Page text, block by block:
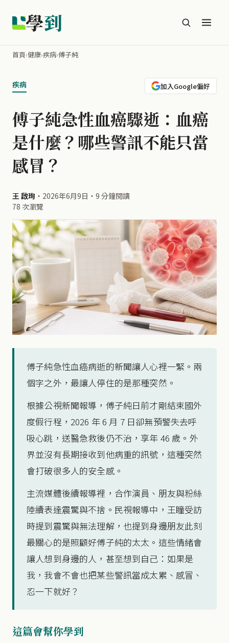
學到
首頁›健康›疾病›傅子純
疾病 加入Google偏好
傅子純急性血癌驟逝：血癌
是什麼？哪些警訊不能只當
感冒？
王 啟珣 ・ 2026年6月9日 ・ 9 分鐘閱讀
78 次瀏覽
傅子純急性血癌病逝的新聞讓人心裡一緊。兩
個字之外，最讓人停住的是那種突然。
根據公視新聞報導，傅子純日前才剛結束國外
度假行程，2026 年 6 月 7 日卻無預警失去呼
吸心跳，送醫急救後仍不治，享年 46 歲。外
界並沒有長期接收到他病重的訊號，這種突然
會打破很多人的安全感。
主流媒體後續報導裡，合作演員、朋友與粉絲
陸續表達震驚與不捨。民視報導中，王瞳受訪
時提到震驚與無法理解，也提到身邊朋友此刻
最關心的是照顧好傅子純的太太。這些情緒會
讓人想到身邊的人，甚至想到自己：如果是
我，我會不會也把某些警訊當成太累、感冒、
忍一下就好？
這篇會幫你學到